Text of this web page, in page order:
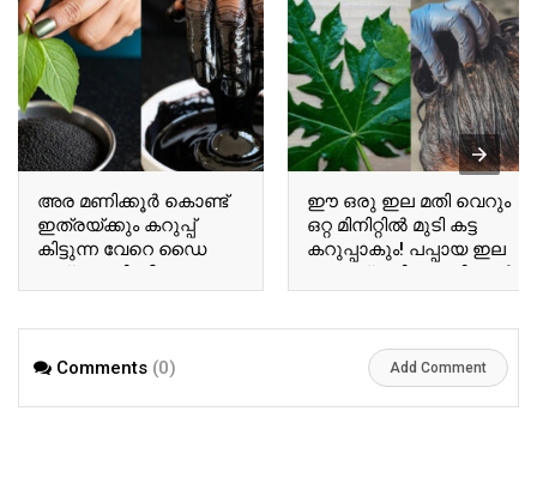
അര മണിക്കൂർ കൊണ്ട്
ഇത്രയ്ക്കും കറുപ്പ്
കിട്ടുന്ന വേറെ ഡൈ
ഇല്ല! കരിംജീരകവും
പനികൂർക്കയും മതി
കിടിലൻ ഹെയർ ഡൈ! |
ഈ ഒരു ഇല മതി വെറും
ഒറ്റ മിനിറ്റിൽ മുടി കട്ട
കറുപ്പാകും! പപ്പായ ഇല
കൊണ്ട് മുടി കറുപ്പിച്ചാൽ
ഒരു മാസം വരെ കളർ
Hair Dye Using Papaya
Comments (0) Add Comment